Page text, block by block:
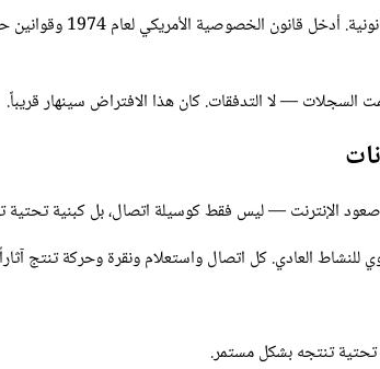
بحلول السبعينيات،
السجلات — لا التدفقات. كان هذا الافتراض سينهار قريباً.
الإنترنت — ليس فقط كوسيلة اتصال، بل كبنية تحتية
للنشاط العادي. كل اتصال واستعلام ونقرة وحركة تنتج
تحتية تنتجه بشكل مستمر.